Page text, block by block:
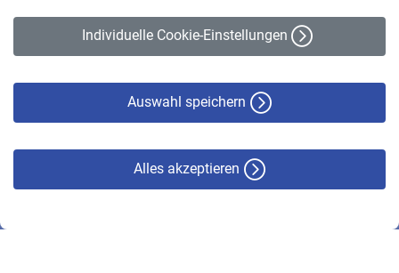
Individuelle Cookie-Einstellungen
Auswahl speichern
Alles akzeptieren
Erklärung zur Barrierefreiheit
© VBL 2026